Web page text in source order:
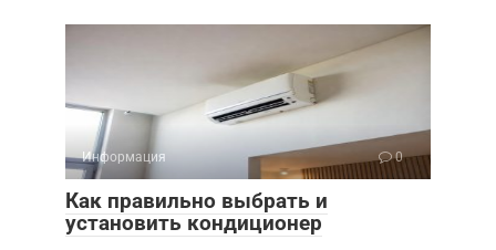
Информация 0
Как правильно выбрать и
установить кондиционер